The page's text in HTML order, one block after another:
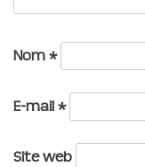
Nom *
E-mail *
Site web